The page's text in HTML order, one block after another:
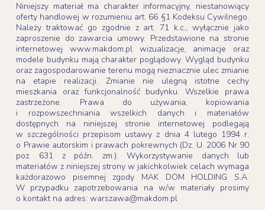
Niniejszy materiał ma charakter informacyjny, niestanowiący
oferty handlowej w rozumieniu art. 66 §1 Kodeksu Cywilnego.
Należy traktować go zgodnie z art. 71 k.c., wyłącznie jako
zaproszenie do zawarcia umowy. Przedstawione na stronie
internetowej www.makdom.pl wizualizacje, animacje oraz
modele budynku mają charakter poglądowy. Wygląd budynku
oraz zagospodarowanie terenu mogą nieznacznie ulec zmianie
na etapie realizacji. Zmianie nie ulegną istotne cechy
mieszkania oraz funkcjonalność budynku. Wszelkie prawa
zastrzeżone. Prawa do używania, kopiowania
i rozpowszechniania wszelkich danych i materiałów
dostępnych na niniejszej stronie internetowej podlegają
w szczególności przepisom ustawy z dnia 4 lutego 1994 r.
o Prawie autorskim i prawach pokrewnych (Dz. U. 2006 Nr 90
poz. 631 z późn. zm.). Wykorzystywanie danych lub
materiałów z niniejszej strony w jakichkolwiek celach wymaga
każdorazowo pisemnej zgody MAK DOM HOLDING S.A.
W przypadku zapotrzebowania na w/w materiały prosimy
o kontakt na adres: warszawa@makdom.pl